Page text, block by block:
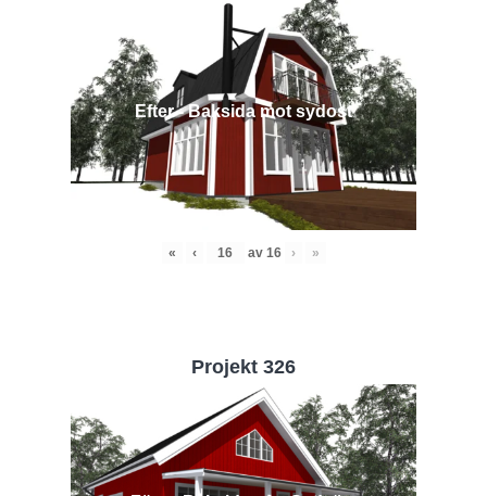
Efter - Baksida mot sydost
« ‹ av 16 › »
Projekt 326